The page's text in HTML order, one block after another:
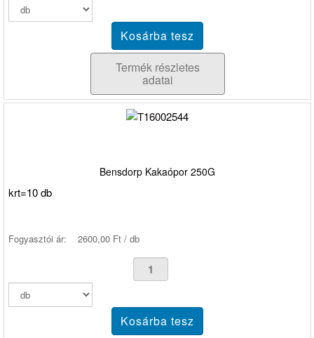
Termék részletes
adatai
Bensdorp Kakaópor 250G
krt=10 db
Fogyasztói ár: 2600,00 Ft / db